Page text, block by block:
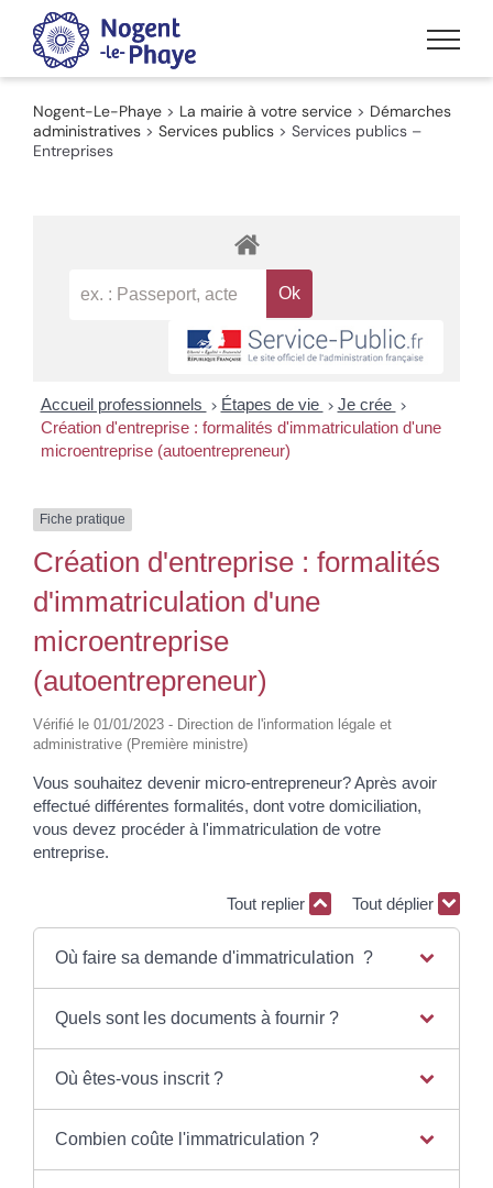
Passer
contenu
Nogent-Le-Phaye > La mairie à votre service > Démarches
administratives > Services publics > Services publics –
Entreprises
Accueil professionnels > Étapes de vie > Je crée >
Création d'entreprise : formalités d'immatriculation d'une
microentreprise (autoentrepreneur)
Fiche pratique
Création d'entreprise : formalités
d'immatriculation d'une
microentreprise
(autoentrepreneur)
Vérifié le 01/01/2023 - Direction de l'information légale et
administrative (Première ministre)
Vous souhaitez devenir micro-entrepreneur? Après avoir
effectué différentes formalités, dont votre domiciliation,
vous devez procéder à l'immatriculation de votre
entreprise.
Tout replier Tout déplier
Où faire sa demande d'immatriculation ?
Quels sont les documents à fournir ?
Où êtes-vous inscrit ?
Combien coûte l'immatriculation ?